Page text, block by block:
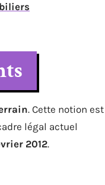
. Cette notion est
légal actuel
2012.